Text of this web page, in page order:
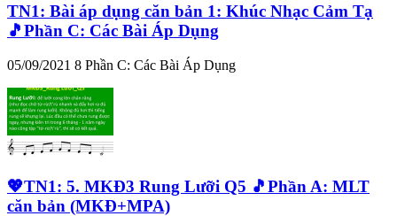
TN1: Bài áp dụng căn bản 1: Khúc Nhạc Cảm Tạ
🎵Phần C: Các Bài Áp Dụng
05/09/2021 8 Phần C: Các Bài Áp Dụng
💖TN1: 5. MKĐ3 Rung Lưỡi Q5 🎵Phần A: MLT
căn bản (MKĐ+MPA)